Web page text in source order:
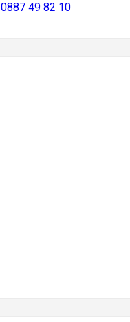
0887 49 82 10